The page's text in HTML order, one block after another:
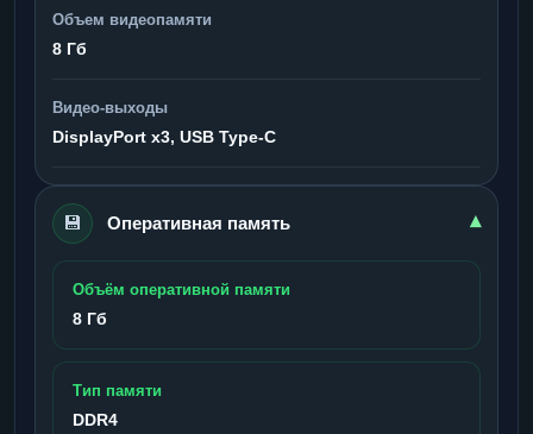
Объем видеопамяти
8 Гб
Видео-выходы
DisplayPort x3, USB Type-C
💾 Оперативная память ▾
Объём оперативной памяти
8 Гб
Тип памяти
DDR4